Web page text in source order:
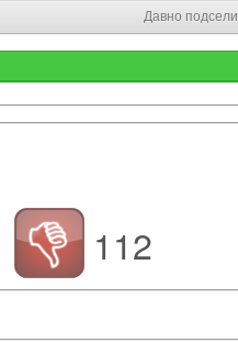
Давно подсели
112